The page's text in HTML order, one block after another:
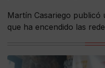
Martín Casariego
que ha encendido las